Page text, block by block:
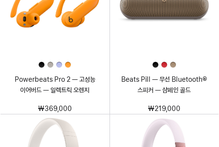
Powerbeats Pro 2 — 고성능
이어버드 — 일렉트릭 오렌지
₩369,000
Beats Pill — 무선 Bluetooth®
스피커 — 샴페인 골드
₩219,000